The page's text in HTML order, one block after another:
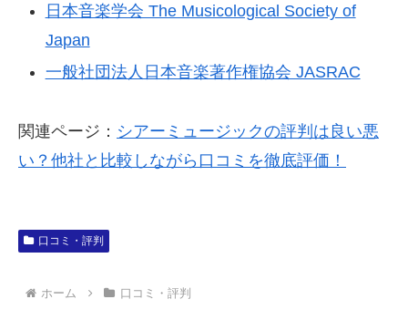
日本音楽学会 The Musicological Society of
Japan
一般社団法人日本音楽著作権協会 JASRAC
関連ページ： シアーミュージックの評判は良い悪
い？他社と比較しながら口コミを徹底評価！
口コミ・評判
ホーム 口コミ・評判